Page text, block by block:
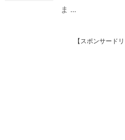
ま ...
【スポンサードリ